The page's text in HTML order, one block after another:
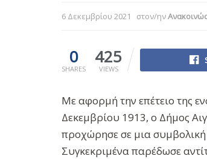
6 Δεκεμβρίου 2021 στον/ην
0
SHARES
425
VIEWS
Με αφορμή την επέτειο της
Δεκεμβρίου 1913, ο Δήμος
προχώρησε σε μια
Συγκεκριμένα παρέδωσε